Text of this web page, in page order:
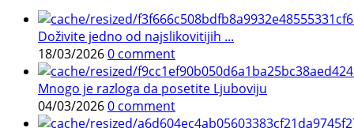
Doživite jedno od najslikovitijih ...
18/03/20260 comment
Mnogo je razloga da posetite Ljuboviju
04/03/20260 comment